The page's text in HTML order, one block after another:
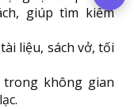
giúp tìm kiếm
liệu, sách vở, tối
không gian